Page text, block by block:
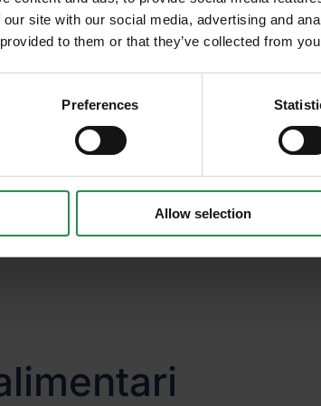
site with our social media, advertising and
to them or that they’ve collected from
Preferences
Allow selection
di audit nel quale vengono
e punti di debolezza
rilevate e delle relative
il sistema o per risolvere le
in anteprima
scadenze,
in ambito